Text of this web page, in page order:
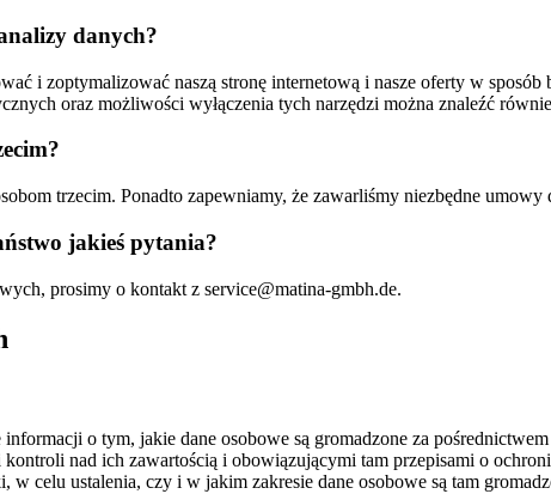
danych?
i zoptymalizować naszą stronę internetową i nasze oferty w
oraz możliwości wyłączenia tych narzędzi można znaleźć
trzecim. Ponadto zapewniamy, że zawarliśmy niezbędne
jakieś pytania?
prosimy o kontakt z service@matina-gmbh.de.
o tym, jakie dane osobowe są gromadzone za
nad ich zawartością i obowiązującymi tam przepisami o
celu ustalenia, czy i w jakim zakresie dane osobowe są tam